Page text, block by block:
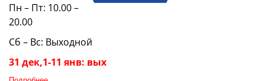
Пн – Пт: 10.00 –
20.00
Сб – Вс: Выходной
31 дек,1-11 янв: вых